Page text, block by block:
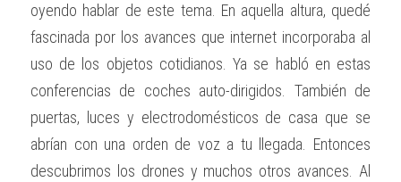
oyendo hablar de este tema. En aquella altura, quedé
fascinada por los avances que internet incorporaba al
uso de los objetos cotidianos. Ya se habló en estas
conferencias de coches auto-dirigidos. También de
puertas, luces y electrodomésticos de casa que se
abrían con una orden de voz a tu llegada. Entonces
descubrimos los drones y muchos otros avances. Al